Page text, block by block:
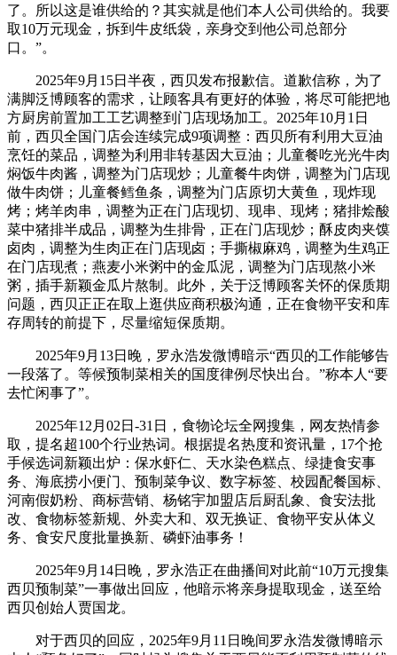
了。所以这是谁供给的？其实就是他们本人公司供给的。我要
取10万元现金，拆到牛皮纸袋，亲身交到他公司总部分
口。”。
2025年9月15日半夜，西贝发布报歉信。道歉信称，为了
满脚泛博顾客的需求，让顾客具有更好的体验，将尽可能把地
方厨房前置加工工艺调整到门店现场加工。2025年10月1日
前，西贝全国门店会连续完成9项调整：西贝所有利用大豆油
烹饪的菜品，调整为利用非转基因大豆油；儿童餐吃光光牛肉
焖饭牛肉酱，调整为门店现炒；儿童餐牛肉饼，调整为门店现
做牛肉饼；儿童餐鳕鱼条，调整为门店原切大黄鱼，现炸现
烤；烤羊肉串，调整为正在门店现切、现串、现烤；猪排烩酸
菜中猪排半成品，调整为生排骨，正在门店现炒；酥皮肉夹馍
卤肉，调整为生肉正在门店现卤；手撕椒麻鸡，调整为生鸡正
在门店现煮；燕麦小米粥中的金瓜泥，调整为门店现熬小米
粥，插手新颖金瓜片熬制。此外，关于泛博顾客关怀的保质期
问题，西贝正正在取上逛供应商积极沟通，正在食物平安和库
存周转的前提下，尽量缩短保质期。
2025年9月13日晚，罗永浩发微博暗示“西贝的工作能够告
一段落了。等候预制菜相关的国度律例尽快出台。”称本人“要
去忙闲事了”。
2025年12月02日-31日，食物论坛全网搜集，网友热情参
取，提名超100个行业热词。根据提名热度和资讯量，17个抢
手候选词新颖出炉：保水虾仁、天水染色糕点、绿捷食安事
务、海底捞小便门、预制菜争议、数字标签、校园配餐国标、
河南假奶粉、商标营销、杨铭宇加盟店后厨乱象、食安法批
改、食物标签新规、外卖大和、双无换证、食物平安从体义
务、食安尺度批量换新、磷虾油事务！
2025年9月14日晚，罗永浩正在曲播间对此前“10万元搜集
西贝预制菜”一事做出回应，他暗示将亲身提取现金，送至给
西贝创始人贾国龙。
对于西贝的回应，2025年9月11日晚间罗永浩发微博暗示